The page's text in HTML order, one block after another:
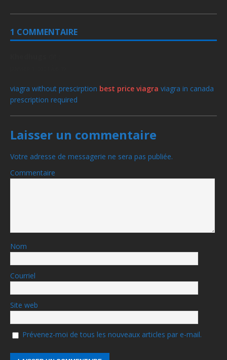
1 COMMENTAIRE
viagra without prescirption best price viagra viagra in canada
prescription required
Laisser un commentaire
Votre adresse de messagerie ne sera pas publiée.
Commentaire
Nom
Courriel
Site web
Prévenez-moi de tous les nouveaux articles par e-mail.